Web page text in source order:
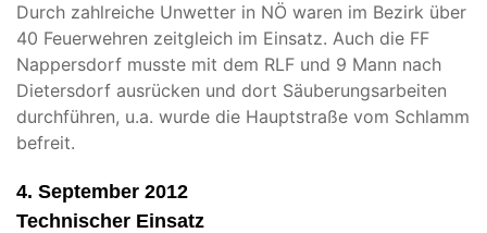
Durch zahlreiche Unwetter in NÖ waren im Bezirk über
40 Feuerwehren zeitgleich im Einsatz. Auch die FF
Nappersdorf musste mit dem RLF und 9 Mann nach
Dietersdorf ausrücken und dort Säuberungsarbeiten
durchführen, u.a. wurde die Hauptstraße vom Schlamm
befreit.
4. September 2012
Technischer Einsatz